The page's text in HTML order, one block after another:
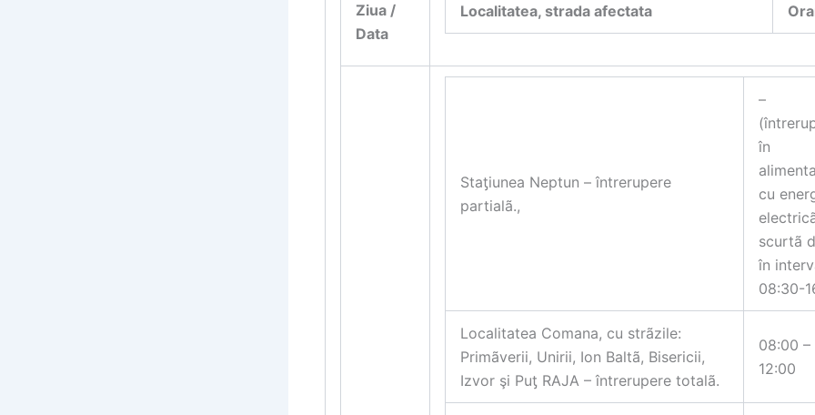
Ziua /
Data
Localitatea, strada afectata
Staƫiunea Neptun – întrerupere
partialã.,
–
în
cu
scurtã
în
08:30-
Localitatea Comana, cu strãzile:
Primãverii, Unirii, Ion Baltã, Bisericii,
Izvor şi Puƫ RAJA – întrerupere totalã.
08:00 –
12:00